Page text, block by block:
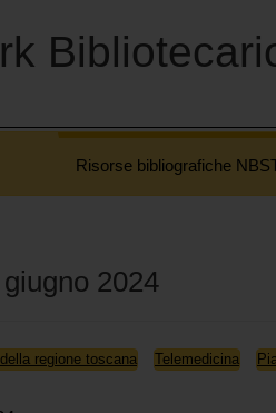
Risorse bibliografiche
2024
regione toscana Telemedicina